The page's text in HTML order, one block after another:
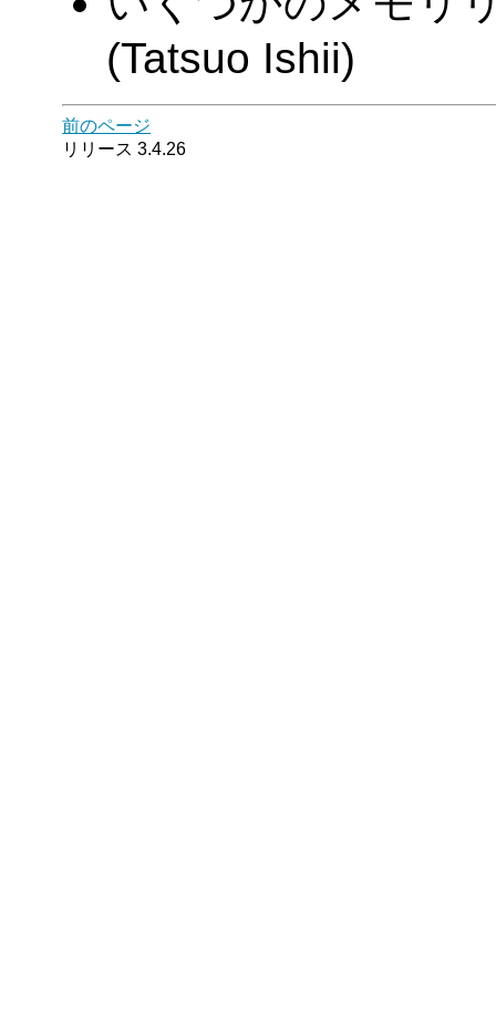
(Tatsuo Ishii)
前のページ
リリース 3.4.26